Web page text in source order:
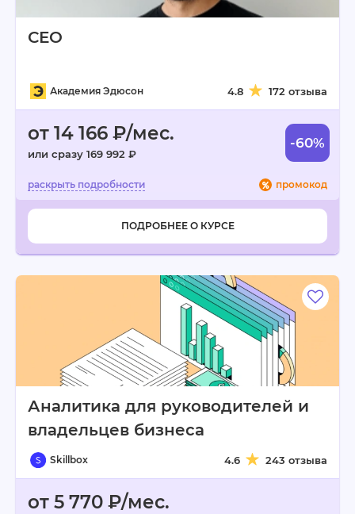
СЕО
Академия Эдюсон 4.8 172 отзыва
от 14 166 ₽/мес.
или сразу 169 992 ₽
-60%
промокод
ПОДРОБНЕЕ О КУРСЕ
Аналитика для руководителей и
владельцев бизнеса
Skillbox 4.6 243 отзыва
от 5 770 ₽/мес.